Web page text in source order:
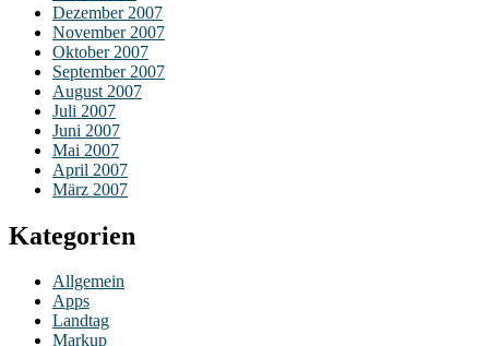
Dezember 2007
November 2007
Oktober 2007
September 2007
August 2007
Juli 2007
Juni 2007
Mai 2007
April 2007
März 2007
Kategorien
Allgemein
Apps
Landtag
Markup